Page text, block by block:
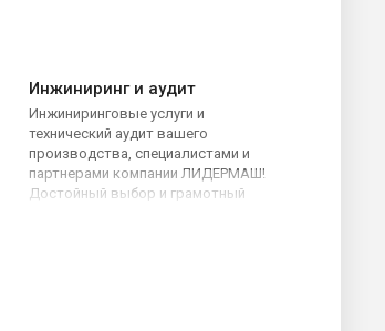
Инжиниринг и аудит
Инжиниринговые услуги и
технический аудит вашего
производства, специалистами и
партнерами компании ЛИДЕРМАШ!
Достойный выбор и грамотный